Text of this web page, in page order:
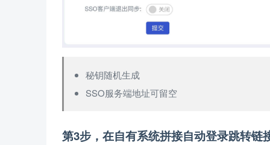
秘钥随机生成
SSO服务端地址可留空
第3步，在自有系统拼接自动登录跳转链